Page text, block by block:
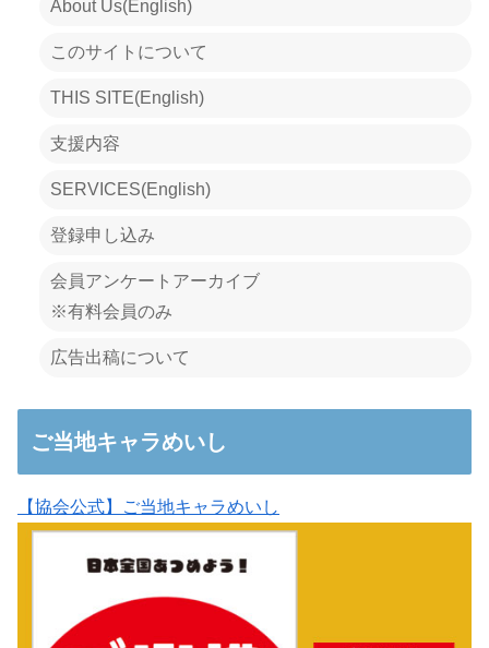
About Us(English)
このサイトについて
THIS SITE(English)
支援内容
SERVICES(English)
登録申し込み
会員アンケートアーカイブ
※有料会員のみ
広告出稿について
ご当地キャラめいし
【協会公式】ご当地キャラめいし